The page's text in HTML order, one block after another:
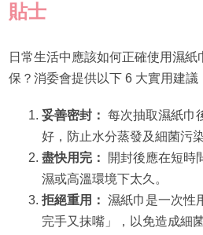
貼士
日常生活中應該如何正確使用濕紙
保？消委會提供以下 6 大實用建議
妥善密封： 每次抽取濕紙巾
好，防止水分蒸發及細菌污染
盡快用完：
開封後應在短時
濕或高溫環境下太久。
拒絕重用： 濕紙巾是一次性
完手又抹嘴」，以免造成細